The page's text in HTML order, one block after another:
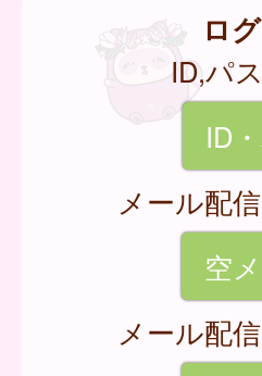
ロ
ID,パ
ID
メール配
空
メール配